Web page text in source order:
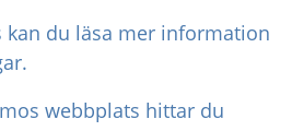
kan du läsa mer information
webbplats hittar du